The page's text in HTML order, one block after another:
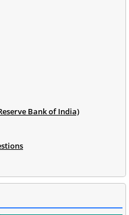
Reserve Bank of India)